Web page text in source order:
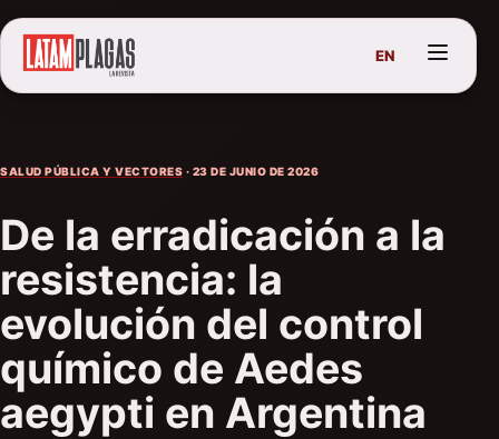
EN
SALUD PÚBLICA Y VECTORES · 23 DE JUNIO DE 2026
De la erradicación a la
resistencia: la
evolución del control
químico de Aedes
aegypti en Argentina